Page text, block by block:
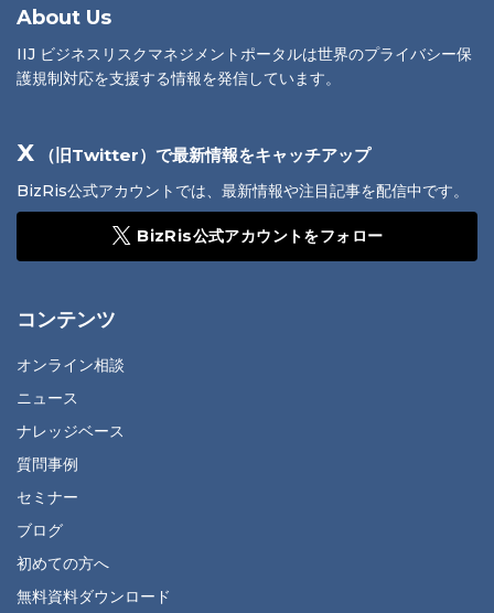
About Us
IIJ ビジネスリスクマネジメントポータルは世界のプライバシー保
護規制対応を支援する情報を発信しています。
X （旧Twitter）で最新情報をキャッチアップ
BizRis公式アカウントでは、最新情報や注目記事を配信中です。
BizRis公式アカウントをフォロー
コンテンツ
オンライン相談
ニュース
ナレッジベース
質問事例
セミナー
ブログ
初めての方へ
無料資料ダウンロード